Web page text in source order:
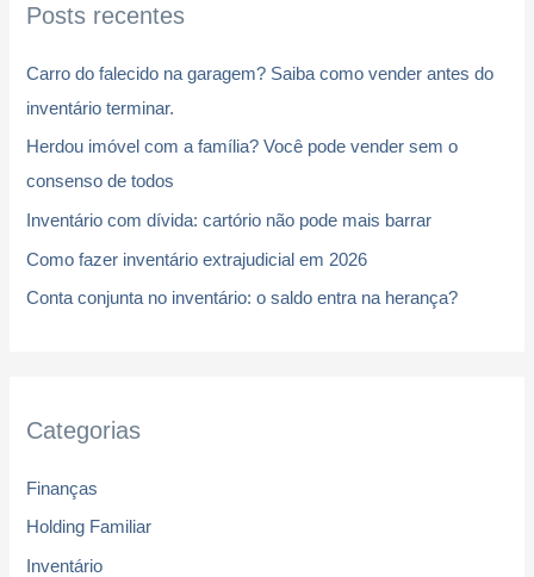
u
s
a
r
p
o
r
:
Posts recentes
Carro do falecido na garagem? Saiba como vender antes do
inventário terminar.
Herdou imóvel com a família? Você pode vender sem o
consenso de todos
Inventário com dívida: cartório não pode mais barrar
Como fazer inventário extrajudicial em 2026
Conta conjunta no inventário: o saldo entra na herança?
Categorias
Finanças
Holding Familiar
Inventário